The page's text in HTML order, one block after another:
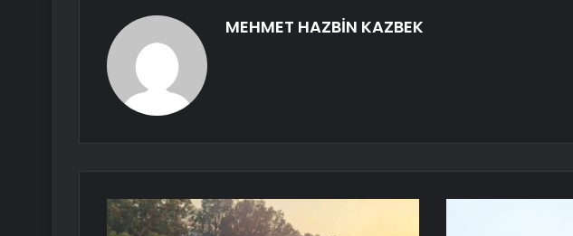
MEHMET HAZBİN KAZBEK